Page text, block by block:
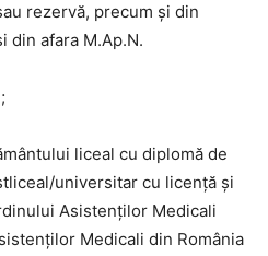
rezervă, precum și din
din afara M.Ap.N.
liceal cu diplomă de
universitar cu licență și
Asistenților Medicali
Medicali din România